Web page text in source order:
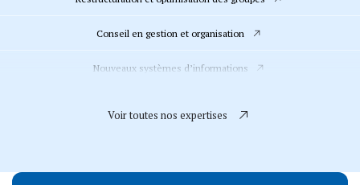
Conseil en gestion et organisation
Nouveaux systèmes d’informations
Comptabilité et fiscalité
Voir toutes nos expertises